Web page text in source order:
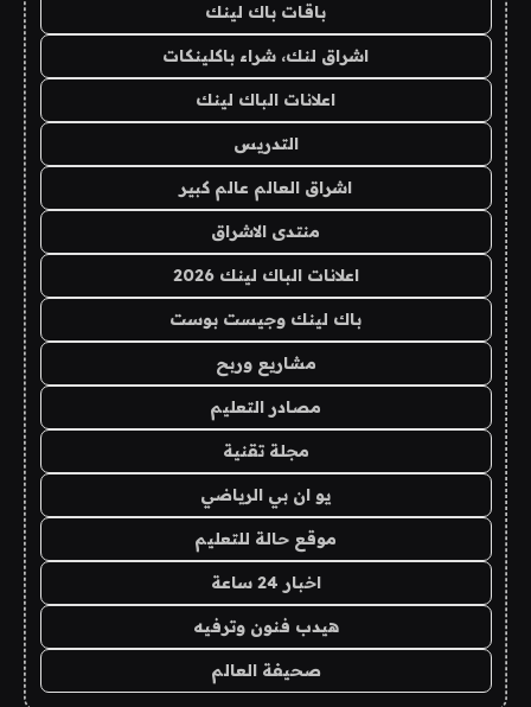
باقات باك لينك
اشراق لنك، شراء باكلينكات
اعلانات الباك لينك
التدريس
اشراق العالم عالم كبير
منتدى الاشراق
اعلانات الباك لينك 2026
باك لينك وجيست بوست
مشاريع وربح
مصادر التعليم
مجلة تقنية
يو ان بي الرياضي
موقع حالة للتعليم
اخبار 24 ساعة
هيدب فنون وترفيه
صحيفة العالم